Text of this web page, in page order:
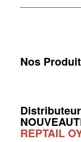
Nos
REPTAIL